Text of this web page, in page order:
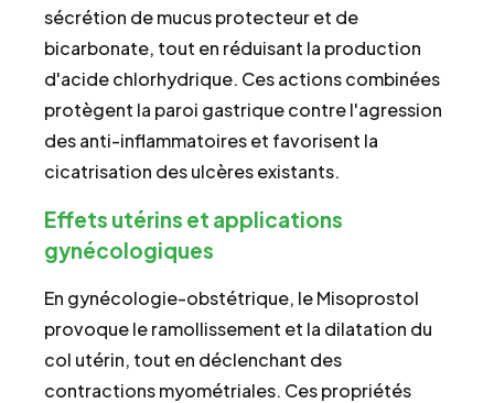
sécrétion de mucus protecteur et de
bicarbonate, tout en réduisant la production
d'acide chlorhydrique. Ces actions combinées
protègent la paroi gastrique contre l'agression
des anti-inflammatoires et favorisent la
cicatrisation des ulcères existants.
Effets utérins et applications
gynécologiques
En gynécologie-obstétrique, le Misoprostol
provoque le ramollissement et la dilatation du
col utérin, tout en déclenchant des
contractions myométriales. Ces propriétés